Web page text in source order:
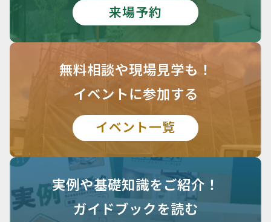
来場予約
無料相談や現場見学も！
イベントに参加する
イベント一覧
実例や基礎知識をご紹介！
ガイドブックを読む